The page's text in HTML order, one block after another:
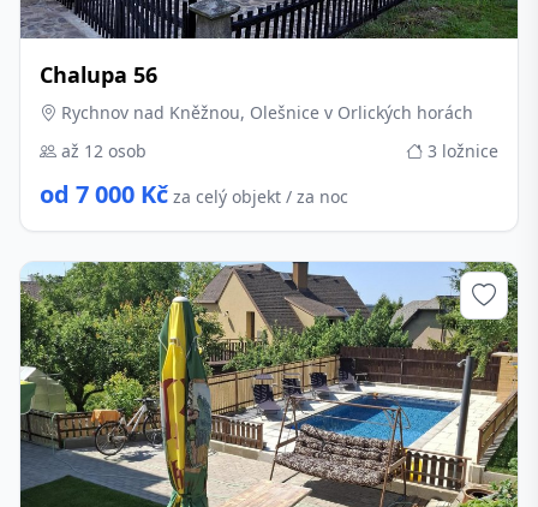
Chalupa 56
Rychnov nad Kněžnou, Olešnice v Orlických horách
až 12 osob
3 ložnice
od 7 000 Kč za celý objekt / za noc